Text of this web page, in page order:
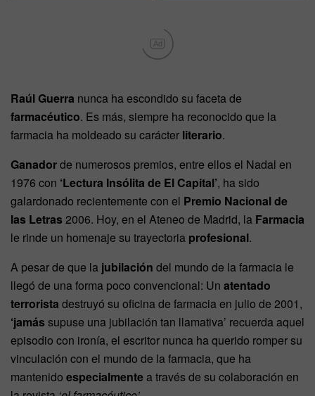
Ad
Raúl Guerra nunca ha escondido su faceta de
farmacéutico. Es más, siempre ha reconocido que la
farmacia ha moldeado su carácter literario.
Ganadorde numerosos premios, entre ellos el Nadal en
1976 con ‘Lectura Insólita de El Capital’, ha sido
galardonado recientemente con el Premio Nacional de
las Letras 2006. Hoy, en el Ateneo de Madrid, la Farmacia
le rinde un homenaje su trayectoria profesional.
A pesar de que la jubilación del mundo de la farmacia le
llegó de una forma poco convencional: Un atentado
terrorista destruyó su oficina de farmacia en julio de 2001,
‘jamás supuse una jubilación tan llamativa’ recuerda aquel
episodio con ironía, el escritor nunca ha querido romper su
vinculación con el mundo de la farmacia, que ha
mantenido especialmentea través de su colaboración en